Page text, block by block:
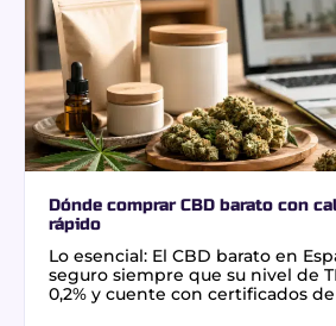
Dónde comprar CBD barato con
rápido
Lo esencial: El CBD barato en
seguro siempre que su nivel de
0,2% y cuente con certificados